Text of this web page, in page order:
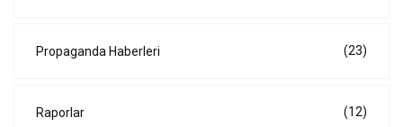
Propaganda Haberleri (23)
Raporlar (12)